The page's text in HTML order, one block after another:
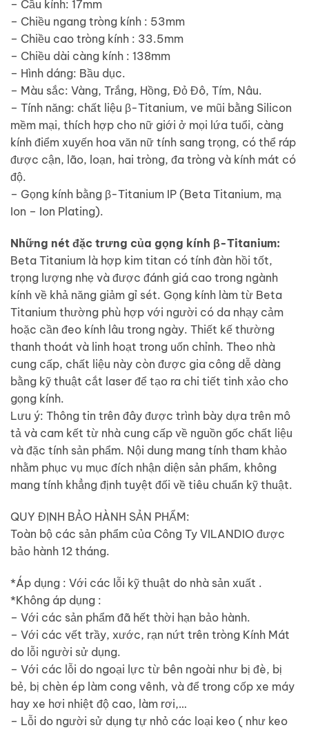
– Cầu kính: 17mm
– Chiều ngang tròng kính : 53mm
– Chiều cao tròng kính : 33.5mm
– Chiều dài càng kính : 138mm
– Hình dáng: Bầu dục.
– Màu sắc: Vàng, Trắng, Hồng, Đỏ Đô, Tím, Nâu.
– Tính năng: chất liệu β-Titanium, ve mũi bằng Silicon
mềm mại, thích hợp cho nữ giới ở mọi lứa tuổi, càng
kính điểm xuyến hoa văn nữ tính sang trọng, có thể ráp
được cận, lão, loạn, hai tròng, đa tròng và kính mát có
độ.
– Gọng kính bằng β-Titanium IP (Beta Titanium, mạ
Ion – Ion Plating).
Những nét đặc trưng của gọng kính β-Titanium:
Beta Titanium là hợp kim titan có tính đàn hồi tốt,
trọng lượng nhẹ và được đánh giá cao trong ngành
kính về khả năng giảm gỉ sét. Gọng kính làm từ Beta
Titanium thường phù hợp với người có da nhạy cảm
hoặc cần đeo kính lâu trong ngày. Thiết kế thường
thanh thoát và linh hoạt trong uốn chỉnh. Theo nhà
cung cấp, chất liệu này còn được gia công dễ dàng
bằng kỹ thuật cắt laser để tạo ra chi tiết tinh xảo cho
gọng kính.
Lưu ý: Thông tin trên đây được trình bày dựa trên mô
tả và cam kết từ nhà cung cấp về nguồn gốc chất liệu
và đặc tính sản phẩm. Nội dung mang tính tham khảo
nhằm phục vụ mục đích nhận diện sản phẩm, không
mang tính khẳng định tuyệt đối về tiêu chuẩn kỹ thuật.
QUY ĐỊNH BẢO HÀNH SẢN PHẨM:
Toàn bộ các sản phẩm của Công Ty VILANDIO được
bảo hành 12 tháng.
*Áp dụng : Với các lỗi kỹ thuật do nhà sản xuất .
*Không áp dụng :
– Với các sản phẩm đã hết thời hạn bảo hành.
– Với các vết trầy, xước, rạn nứt trên tròng Kính Mát
do lỗi người sử dụng.
– Với các lỗi do ngoại lực từ bên ngoài như bị đè, bị
bẻ, bị chèn ép làm cong vênh, và để trong cốp xe máy
hay xe hơi nhiệt độ cao, làm rơi,…
– Lỗi do người sử dụng tự nhỏ các loại keo ( như keo